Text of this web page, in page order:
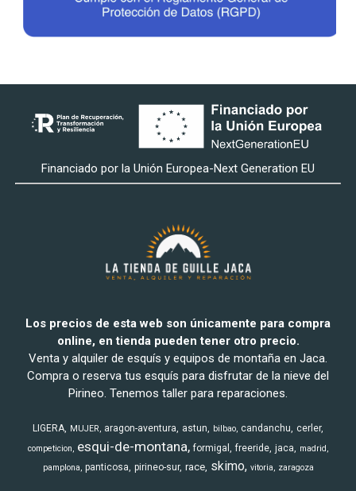
Financiado por la Unión Europea-Next Generation EU
Los precios de esta web son únicamente para compra
online, en tienda pueden tener otro precio.
Venta y alquiler de esquís y equipos de montaña en Jaca.
Compra o reserva tus esquís para disfrutar de la nieve del
Pirineo. Tenemos taller para reparaciones.
LIGERA MUJER aragon-aventura astun bilbao candanchu cerler
competicion esqui-de-montana formigal freeride jaca
madrid
pamplona panticosa pirineo-sur race skimo vitoria zaragoza